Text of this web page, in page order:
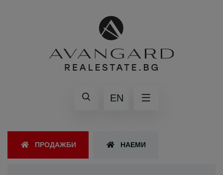
EN
ПРОДАЖБИ НАЕМИ